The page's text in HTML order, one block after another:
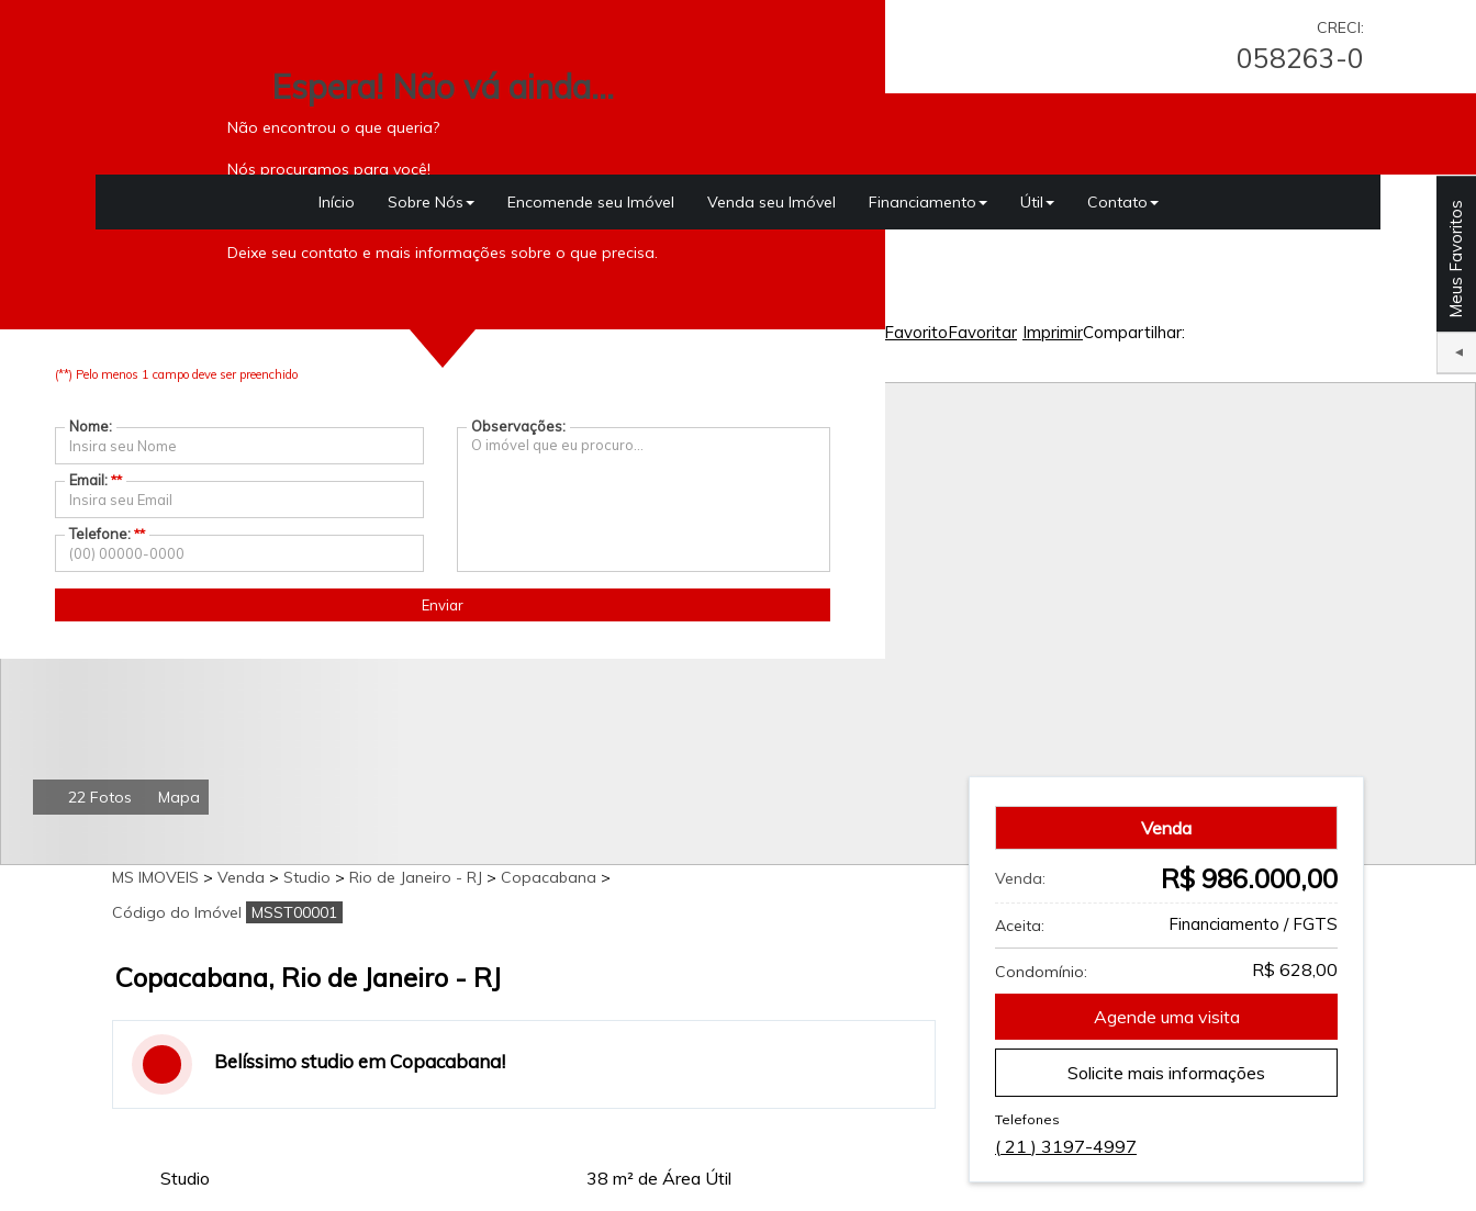
CRECI:
058263-0
MS IMOVEIS
Início Sobre Nós Encomende seu Imóvel Venda seu Imóvel Financiamento Útil Contato
FavoritoFavoritar ImprimirCompartilhar:
22 Fotos Mapa
MS IMOVEIS > Venda > Studio > Rio de Janeiro - RJ > Copacabana >
Código do Imóvel MSST00001
Copacabana, Rio de Janeiro - RJ
Belíssimo studio em Copacabana!
Studio 38 m² de Área Útil
Venda
Venda: R$ 986.000,00
Aceita: Financiamento / FGTS
Condomínio: R$ 628,00
Agende uma visita
Solicite mais informações
Telefones
( 21 ) 3197-4997
Meus Favoritos
Espera! Não vá ainda...
Não encontrou o que queria?
Nós procuramos para você!
Deixe seu contato e mais informações sobre o que precisa.
(**) Pelo menos 1 campo deve ser preenchido
Nome:
Email: **
Telefone: **
Observações:
Enviar